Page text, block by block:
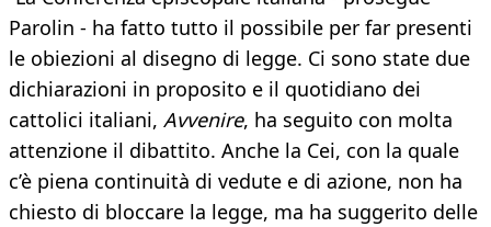
Parolin - ha fatto tutto il possibile per far presenti
le obiezioni al disegno di legge. Ci sono state due
dichiarazioni in proposito e il quotidiano dei
cattolici italiani, Avvenire, ha seguito con molta
attenzione il dibattito. Anche la Cei, con la quale
c’è piena continuità di vedute e di azione, non ha
chiesto di bloccare la legge, ma ha suggerito delle